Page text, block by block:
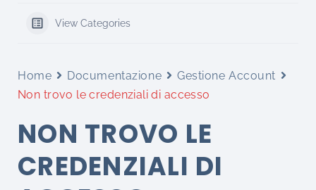
View Categories
Home Documentazione
Gestione Account
Non trovo le credenziali di accesso
NON TROVO LE
CREDENZIALI DI